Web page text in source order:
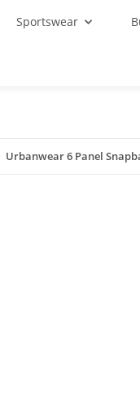
Sportswear
Urbanwear 6 Panel